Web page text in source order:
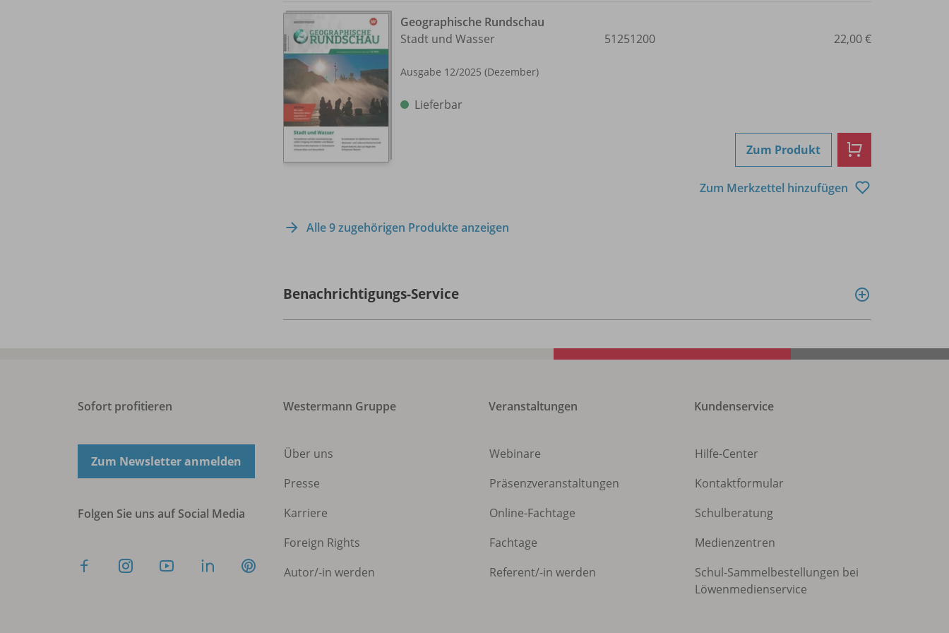
Geographische Rundschau
Stadt und Wasser
Ausgabe 12/2025 (Dezember)
Lieferbar
51251200 22,00 €
Zum Produkt
Zum Merkzettel hinzufügen
Alle 9 zugehörigen Produkte anzeigen
Benachrichtigungs-Service
Sofort profitieren
Zum Newsletter anmelden
Folgen Sie uns auf Social Media
Westermann Gruppe
Über uns
Presse
Karriere
Foreign Rights
Autor/-in werden
Veranstaltungen
Webinare
Präsenzveranstaltungen
Online-Fachtage
Fachtage
Referent/-in werden
Kundenservice
Hilfe-Center
Kontaktformular
Schulberatung
Medienzentren
Schul-Sammelbestellungen bei
Löwenmedienservice